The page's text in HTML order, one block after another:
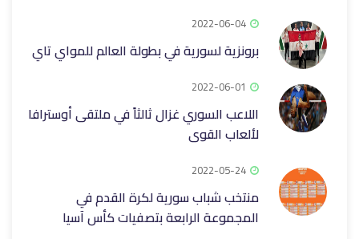
2022-06-04
برونزية لسورية في بطولة العالم للمواي تاي
2022-06-01
اللاعب السوري غزال ثالثاً في ملتقى أوسترافا
لألعاب القوى
2022-05-24
منتخب شباب سورية لكرة القدم في
المجموعة الرابعة بتصفيات كأس آسيا